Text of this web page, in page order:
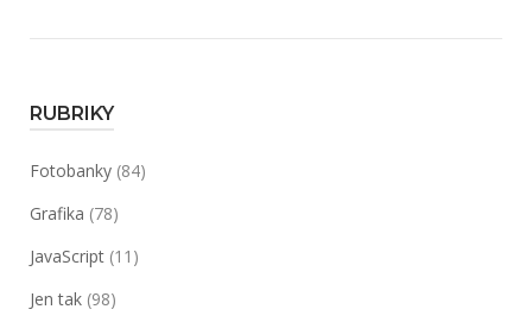
RUBRIKY
Fotobanky (84)
Grafika (78)
JavaScript (11)
Jen tak (98)